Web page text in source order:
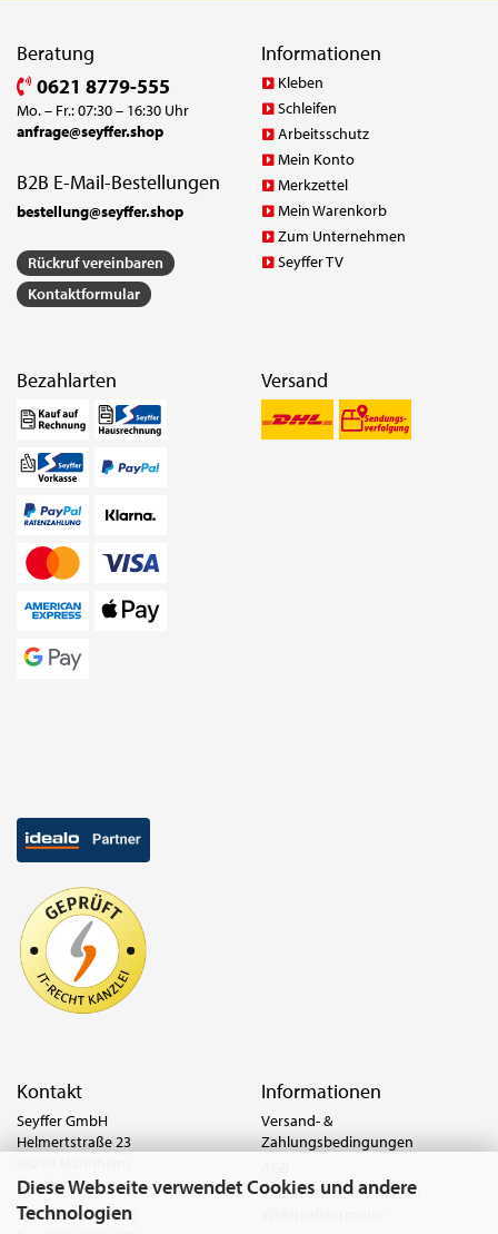
Diese Webseite verwendet Cookies und andere
Technologien
Beratung
0621 8779-555
Mo. – Fr.: 07:30 – 16:30 Uhr
anfrage@seyffer.shop
B2B E-Mail-Bestellungen
bestellung@seyffer.shop
Rückruf vereinbaren
Kontaktformular
Informationen
Kleben
Schleifen
Arbeitsschutz
Mein Konto
Merkzettel
Mein Warenkorb
Zum Unternehmen
Seyffer TV
Bezahlarten Versand
Kontakt
Seyffer GmbH
Helmertstraße 23
Deutschland
Tel.:0621 8779-555
Informationen
Versand- &
Zahlungsbedingungen
Widerrufsrecht & Muster-